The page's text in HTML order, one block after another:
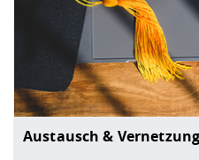
Austausch & Vernetzung